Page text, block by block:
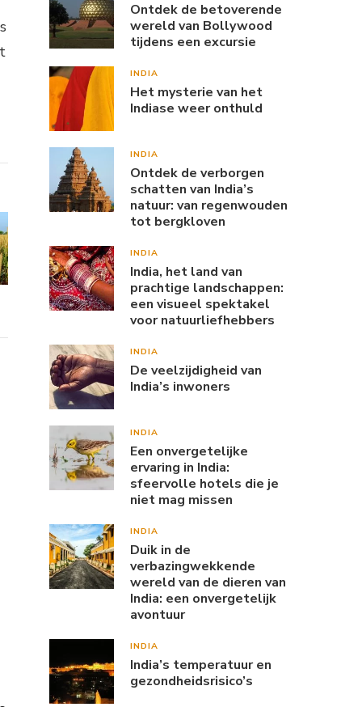
Ontdek de betoverende
wereld van Bollywood
tijdens een excursie
INDIA
Het mysterie van het
Indiase weer onthuld
INDIA
Ontdek de verborgen
schatten van India’s
natuur: van regenwouden
tot bergkloven
INDIA
India, het land van
prachtige landschappen:
een visueel spektakel
voor natuurliefhebbers
INDIA
De veelzijdigheid van
India’s inwoners
INDIA
Een onvergetelijke
ervaring in India:
sfeervolle hotels die je
niet mag missen
INDIA
Duik in de
verbazingwekkende
wereld van de dieren van
India: een onvergetelijk
avontuur
INDIA
India’s temperatuur en
gezondheidsrisico’s